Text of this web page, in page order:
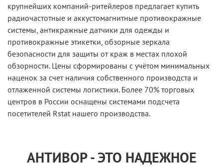
крупнейших компаний-ритейлеров предлагает купить
радиочастотные и аккустомагнитные противокражные
системы, антикражные датчики для одежды и
противокражные этикетки, обзорные зеркала
безопасности для защиты от краж в местах плохой
обзорности. Цены сформированы с учётом минимальных
наценок за счет наличия собственного производста и
отлаженной системы логистики. Более 70% торговых
центров в России оснащены системами подсчета
посетителей Rstat нашего производства.
АНТИВОР - ЭТО НАДЕЖНОЕ